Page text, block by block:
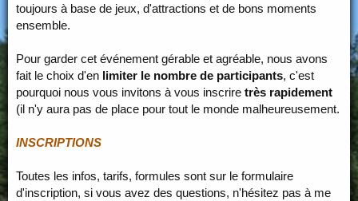
toujours à base de jeux, d'attractions et de bons moments
ensemble.
Pour garder cet événement gérable et agréable, nous avons
fait le choix d'en limiter le nombre de participants, c'est
pourquoi nous vous invitons à vous inscrire très rapidement
(il n'y aura pas de place pour tout le monde malheureusement.
INSCRIPTIONS
Toutes les infos, tarifs, formules sont sur le formulaire
d'inscription, si vous avez des questions, n'hésitez pas à me